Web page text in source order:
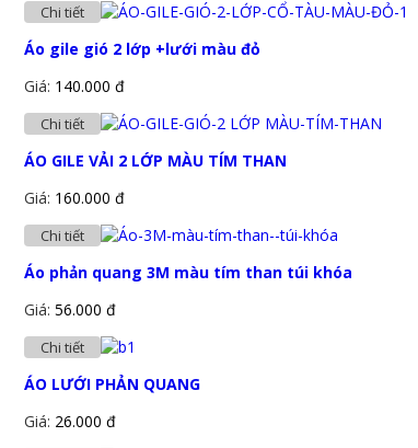
Chi tiết
Áo gile gió 2 lớp +lưới màu đỏ
Giá: 140.000 đ
Chi tiết
ÁO GILE VẢI 2 LỚP MÀU TÍM THAN
Giá: 160.000 đ
Chi tiết
Áo phản quang 3M màu tím than túi khóa
Giá: 56.000 đ
Chi tiết
ÁO LƯỚI PHẢN QUANG
Giá: 26.000 đ